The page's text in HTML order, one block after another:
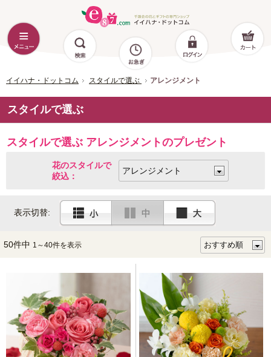
イイハナ・ドットコム スタイルで選ぶ アレンジメント
スタイルで選ぶ
スタイルで選ぶ アレンジメントのプレゼント
花のスタイルで
絞込：
表示切替:
50件中 1～40件を表示